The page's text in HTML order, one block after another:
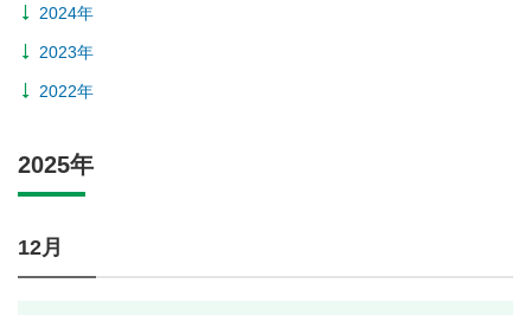
2024年
2023年
2022年
2025年
12月